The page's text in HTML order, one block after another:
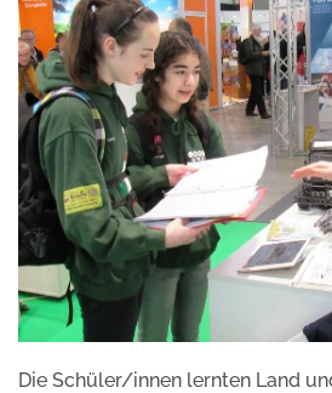
Die Schüler/innen lernten Land